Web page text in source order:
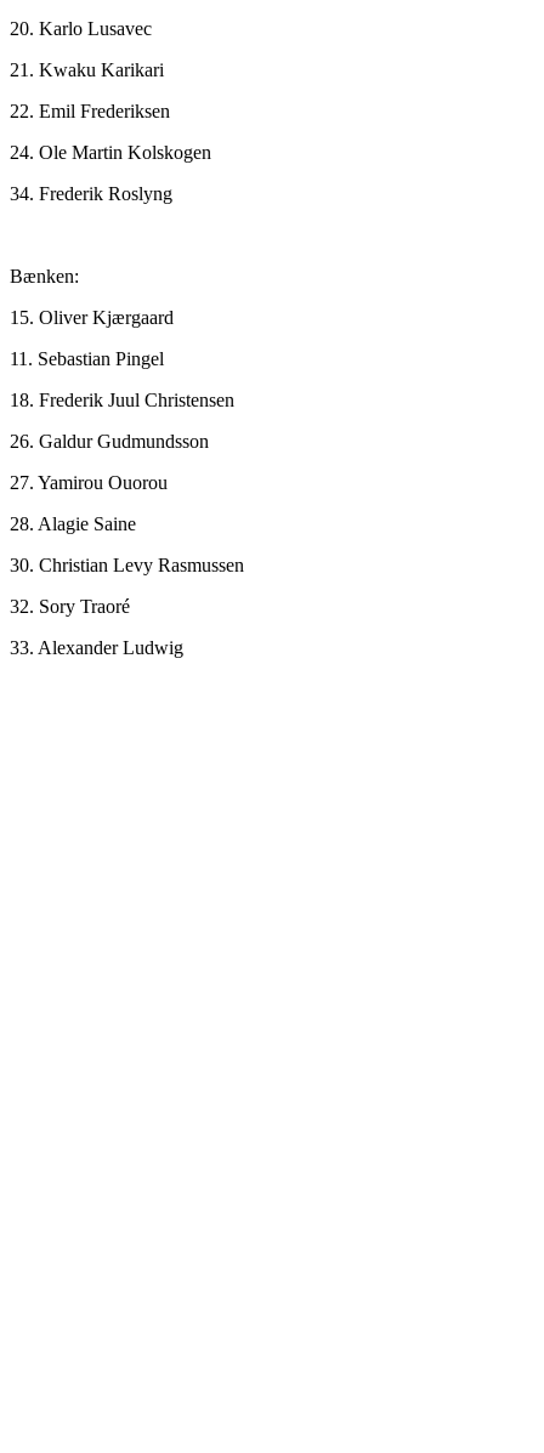
20. Karlo Lusavec
21. Kwaku Karikari
22. Emil Frederiksen
24. Ole Martin Kolskogen
34. Frederik Roslyng
Bænken:
15. Oliver Kjærgaard
11. Sebastian Pingel
18. Frederik Juul Christensen
26. Galdur Gudmundsson
27. Yamirou Ouorou
28. Alagie Saine
30. Christian Levy Rasmussen
32. Sory Traoré
33. Alexander Ludwig